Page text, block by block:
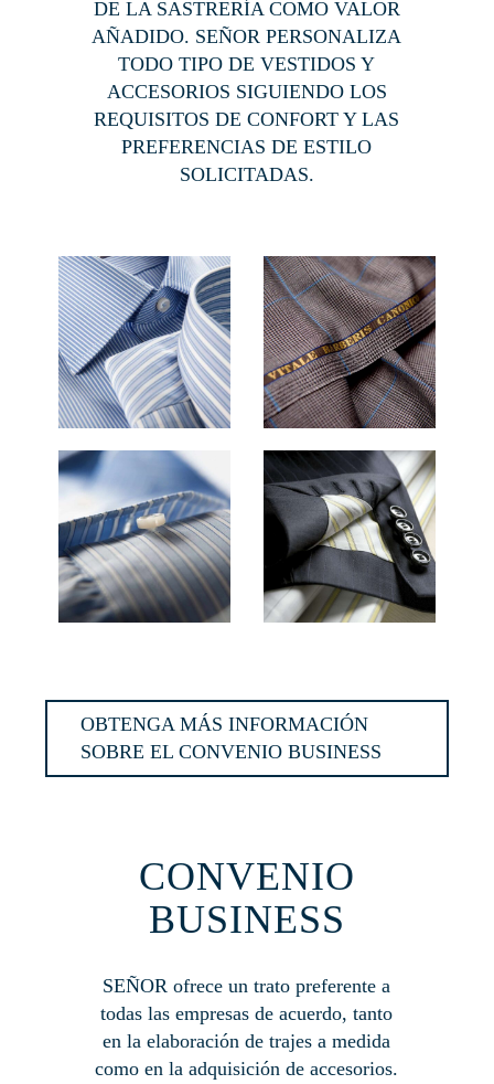
DE LA SASTRERÍA COMO VALOR
AÑADIDO. SEÑOR PERSONALIZA
TODO TIPO DE VESTIDOS Y
ACCESORIOS SIGUIENDO LOS
REQUISITOS DE CONFORT Y LAS
PREFERENCIAS DE ESTILO
SOLICITADAS.
OBTENGA MÁS INFORMACIÓN
SOBRE EL CONVENIO BUSINESS
CONVENIO
BUSINESS
SEÑOR ofrece un trato preferente a
todas las empresas de acuerdo, tanto
en la elaboración de trajes a medida
como en la adquisición de accesorios.